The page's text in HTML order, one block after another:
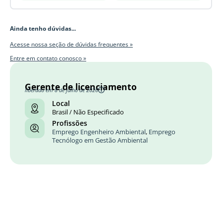
Ainda tenho dúvidas...
Acesse nossa seção de dúvidas frequentes »
Entre em contato conosco »
Gerente de licenciamento
liberado em 8 de julho de 2026
Local
Brasil / Não Especificado
Profissões
Emprego Engenheiro Ambiental, Emprego
Tecnólogo em Gestão Ambiental